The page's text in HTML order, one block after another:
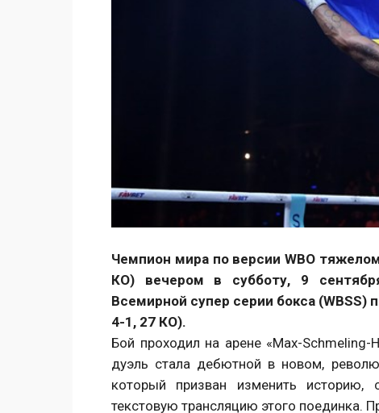
Чемпион мира по версии WBO
КО) вечером в субботу, 9
Всемирной супер серии бокса (WBSS)
4-1, 27 КО).
Бой проходил на арене «Max-
дуэль стала дебютной в новом,
который призван изменить
текстовую трансляцию этого поединка.